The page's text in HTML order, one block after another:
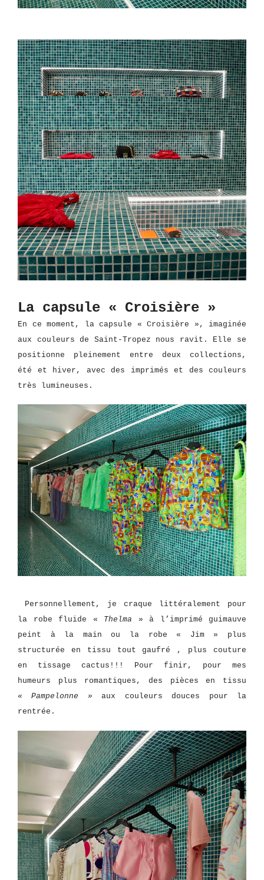
La capsule « Croisière »
En ce moment, la capsule « Croisière », imaginée
aux couleurs de Saint-Tropez nous ravit. Elle se
positionne pleinement entre deux collections,
été et hiver, avec des imprimés et des couleurs
très lumineuses.
Personnellement, je craque littéralement pour
la robe fluide « Thelma » à l’imprimé guimauve
peint à la main ou la robe « Jim » plus
structurée en tissu tout gaufré , plus couture
en tissage cactus!!! Pour finir, pour mes
humeurs plus romantiques, des pièces en tissu
« Pampelonne » aux couleurs douces pour la
rentrée.